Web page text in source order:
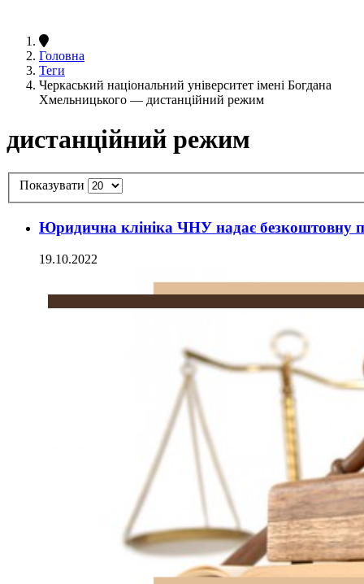
Головна
Теги
Черкаський національний університет імені Богдана
Хмельницького — дистанційний режим
дистанційний режим
Показувати
Юридична клініка ЧНУ надає безкоштовну
19.10.2022